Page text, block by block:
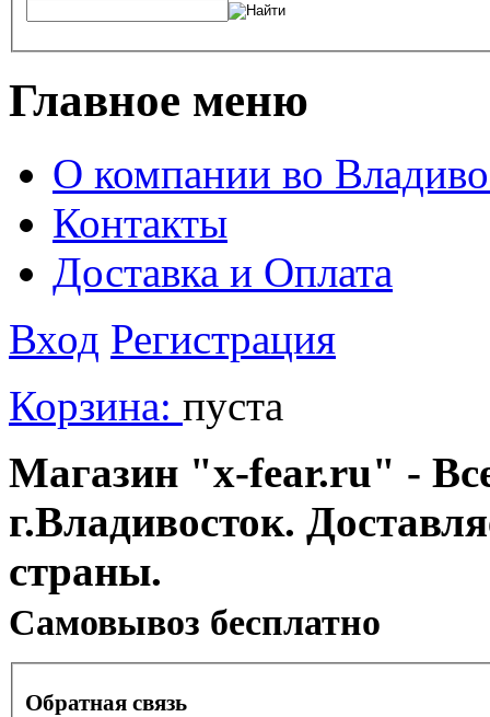
Главное меню
О компании во
Контакты
Доставка и Оплата
Вход Регистрация
Корзина: пуста
Магазин "x-fear.ru" -
г.Владивосток.
страны.
Cамовывоз бесплатно
Обратная связь